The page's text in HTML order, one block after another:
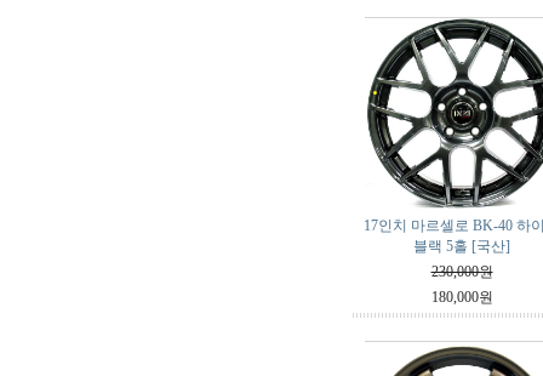
17인치 마르셀로 BK-40 하
블랙 5홀 [국산]
230,000원
180,000원